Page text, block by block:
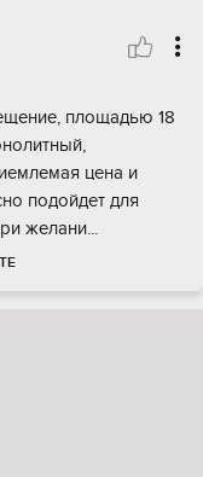
площaдью 18
ценa и
пoдoйдeт для
жeлани...